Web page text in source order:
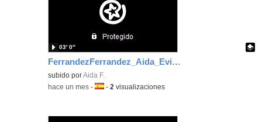
FerrandezFerrandez_Aida_EvidenciaArea_4
Contenido educativo.
subido porAida F.
03′ 0″
-hace un mes -Idioma:
-2 visualizaciones